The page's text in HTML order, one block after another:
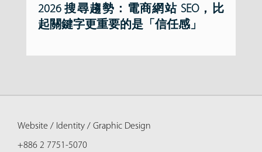
2026 搜尋趨勢：電商網站 SEO，比
起關鍵字更重要的是「信任感」
Website / Identity / Graphic Design
+886 2 7751-5070